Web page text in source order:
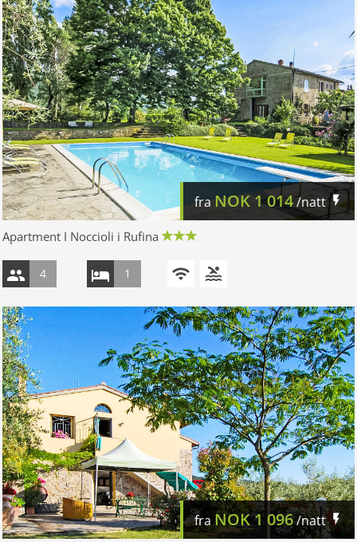
fraNOK 1 014/natt
Apartment I Noccioli i Rufina
4 1
fraNOK1 096/natt